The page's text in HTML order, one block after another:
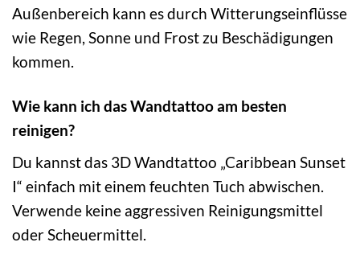
Außenbereich kann es durch Witterungseinflüsse
wie Regen, Sonne und Frost zu Beschädigungen
kommen.
Wie kann ich das Wandtattoo am besten
reinigen?
Du kannst das 3D Wandtattoo „Caribbean Sunset
I“ einfach mit einem feuchten Tuch abwischen.
Verwende keine aggressiven Reinigungsmittel
oder Scheuermittel.